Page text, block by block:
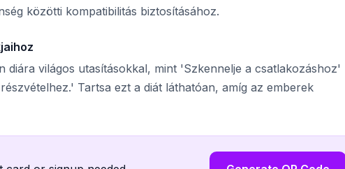
közötti kompatibilitás biztosításához.
diára világos utasításokkal, mint 'Szkennelje a csatlakozáshoz'
Tartsa ezt a diát láthatóan, amíg az emberek